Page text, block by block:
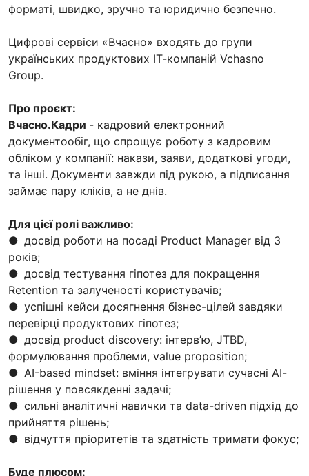
форматі, швидко, зручно та юридично безпечно.
Цифрові сервіси «Вчасно» входять до групи
українських продуктових ІТ-компаній Vchasno
Group.
Про проєкт:
Вчасно.Кадри - кадровий електронний
документообіг, що спрощує роботу з кадровим
обліком у компанії: накази, заяви, додаткові угоди,
та інші. Документи завжди під рукою, а підписання
займає пару кліків, а не днів.
Для цієї ролі важливо:
● досвід роботи на посаді Product Manager від 3
років;
● досвід тестування гіпотез для покращення
Retention та залученості користувачів;
● успішні кейси досягнення бізнес-цілей завдяки
перевірці продуктових гіпотез;
● досвід product discovery: інтерв’ю, JTBD,
формулювання проблеми, value proposition;
● АІ-based mindset: вміння інтегрувати сучасні АІ-
рішення у повсякденні задачі;
● сильні аналітичні навички та data-driven підхід до
прийняття рішень;
● відчуття пріоритетів та здатність тримати фокус;
Буде плюсом: